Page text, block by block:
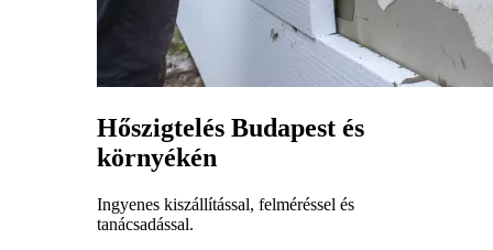
Hőszigtelés Budapest és
környékén
Ingyenes kiszállítással, felméréssel és
tanácsadással.